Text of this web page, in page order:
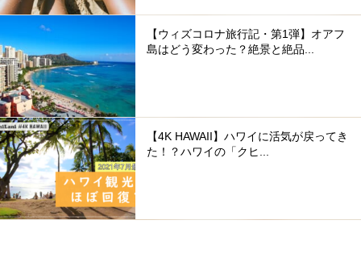
【ウィズコロナ旅行記・第1弾】オアフ
島はどう変わった？絶景と絶品...
【4K HAWAII】ハワイに活気が戻ってき
た！？ハワイの「クヒ...